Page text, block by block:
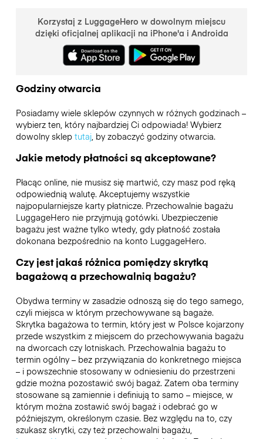
Korzystaj z LuggageHero w dowolnym miejscu
dzięki oficjalnej aplikacji na iPhone'a i Androida
Godziny otwarcia
Posiadamy wiele sklepów czynnych w różnych godzinach –
wybierz ten, który najbardziej Ci odpowiada! Wybierz
dowolny sklep tutaj, by zobaczyć godziny otwarcia.
Jakie metody płatności są akceptowane?
Płacąc online, nie musisz się martwić, czy masz pod ręką
odpowiednią walutę. Akceptujemy wszystkie
najpopularniejsze karty płatnicze. Przechowalnie bagażu
LuggageHero nie przyjmują gotówki. Ubezpieczenie
bagażu jest ważne tylko wtedy, gdy płatność została
dokonana bezpośrednio na konto LuggageHero.
Czy jest jakaś różnica pomiędzy skrytką
bagażową a przechowalnią bagażu?
Obydwa terminy w zasadzie odnoszą się do tego samego,
czyli miejsca w którym przechowywane są bagaże.
Skrytka bagażowa to termin, który jest w Polsce kojarzony
przede wszystkim z miejscem do przechowywania bagażu
na dworcach czy lotniskach. Przechowalnia bagażu to
termin ogólny – bez przywiązania do konkretnego miejsca
– i powszechnie stosowany w odniesieniu do przestrzeni
gdzie można pozostawić swój bagaż. Zatem oba terminy
stosowane są zamiennie i definiują to samo – miejsce, w
którym można zostawić swój bagaż i odebrać go w
późniejszym, określonym czasie. Bez względu na to, czy
szukasz skrytki, czy też przechowalni bagażu,